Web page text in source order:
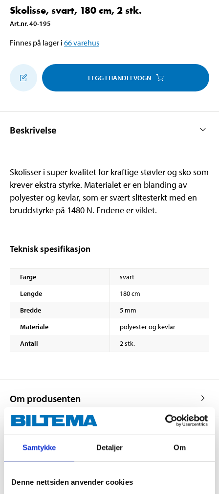
Samtykke Detaljer Om
Denne nettsiden anvender cookies
Skolisse, svart, 180 cm, 2 stk.
Art.nr.40-195
Finnes på lager i 66varehus
LEGG I HANDLEVOGN
Beskrivelse
Skolisser i super kvalitet for kraftige støvler og sko som
krever ekstra styrke. Materialet er en blanding av
polyester og kevlar, som er svært slitesterkt med en
bruddstyrke på 1480 N. Endene er viklet.
Teknisk spesifikasjon
Farge
svart
Lengde
180 cm
Bredde
5 mm
Materiale
polyester og kevlar
Antall
2 stk.
Om produsenten
Kjøp & Hent
LES MER